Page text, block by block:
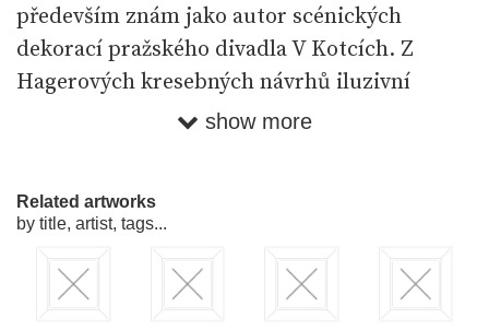
především znám jako autor scénických
dekorací pražského divadla V Kotcích. Z
Hagerových kresebných návrhů iluzivní
architektury, které měly sloužit jako předlohy
(inventární č. IK 1245 a IK 1294). Především se
kanelovanými pilastry s Nejsvětější Trojicí v
iluzivním okulu a tamburu, který rytmizuje
show more
Related artworks
by title, artist, tags...